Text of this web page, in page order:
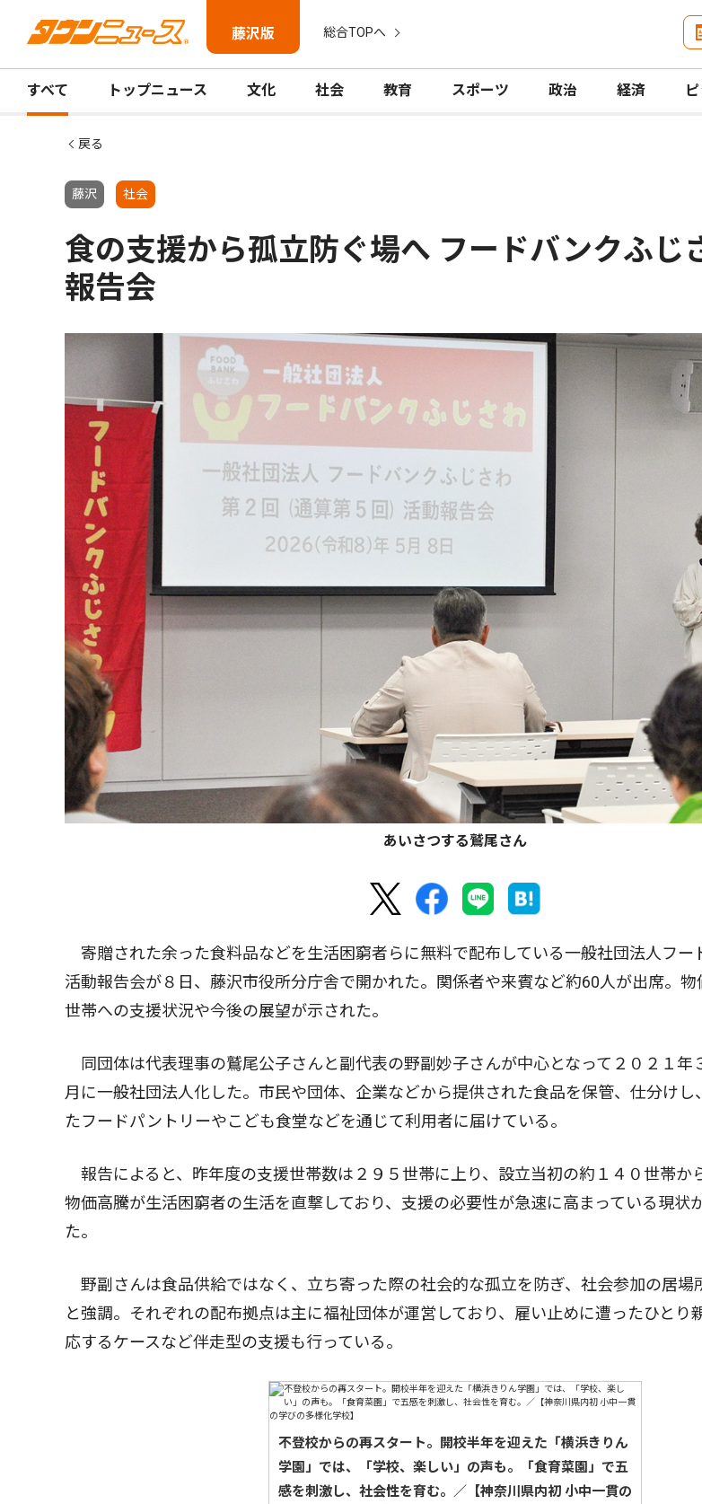
藤沢版 総合TOPへ
すべて トップニュース 文化 社会 教育 スポーツ 政治 経済
戻る
藤沢 社会
食の支援から孤立防ぐ場へ フードバンクふじ
報告会
あいさつする鷲尾さん
寄贈された余った食料品などを生活困窮者らに無料で配布している一般社団法人フー
活動報告会が８日、藤沢市役所分庁舎で開かれた。関係者や来賓など約60人が出席。
世帯への支援状況や今後の展望が示された。
同団体は代表理事の鷲尾公子さんと副代表の野副妙子さんが中心となって２０２１年
月に一般社団法人化した。市民や団体、企業などから提供された食品を保管、仕分けし
たフードパントリーやこども食堂などを通じて利用者に届けている。
報告によると、昨年度の支援世帯数は２９５世帯に上り、設立当初の約１４０世帯か
物価高騰が生活困窮者の生活を直撃しており、支援の必要性が急速に高まっている現状
た。
野副さんは食品供給ではなく、立ち寄った際の社会的な孤立を防ぎ、社会参加の居場
と強調。それぞれの配布拠点は主に福祉団体が運営しており、雇い止めに遭ったひとり
応するケースなど伴走型の支援も行っている。
不登校からの再スタート。開校半年を迎えた「横浜きりん
学園」では、「学校、楽しい」の声も。「食育菜園」で五
感を刺激し、社会性を育む。／【神奈川県内初 小中一貫の